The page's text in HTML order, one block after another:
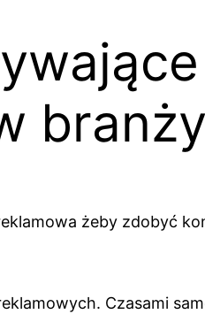
żeby zdobyć
Czasami